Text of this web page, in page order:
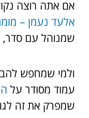
אם אתה רוצה
אלעד נעמן –
שמנוהל עם סדר,
ולמי שמחפש
עמוד מסודר על
שמפרק את זה